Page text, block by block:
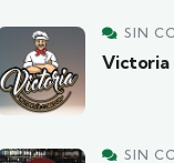
SIN
Victoria
SIN